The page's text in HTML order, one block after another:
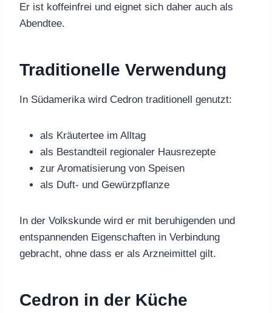
Er ist koffeinfrei und eignet sich daher auch als
Abendtee.
Traditionelle Verwendung
In Südamerika wird Cedron traditionell genutzt:
als Kräutertee im Alltag
als Bestandteil regionaler Hausrezepte
zur Aromatisierung von Speisen
als Duft- und Gewürzpflanze
In der Volkskunde wird er mit beruhigenden und
entspannenden Eigenschaften in Verbindung
gebracht, ohne dass er als Arzneimittel gilt.
Cedron in der Küche